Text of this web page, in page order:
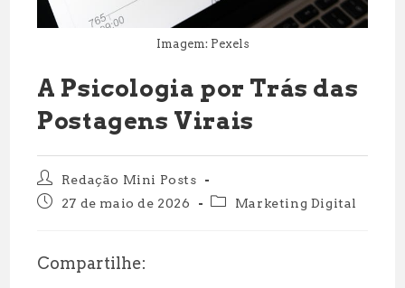
Imagem: Pexels
A Psicologia por Trás das
Postagens Virais
Autor
do
post:
Redação Mini Posts
Post27 de maio de 2026
Categoria
Marketing Digital
Compartilhe: